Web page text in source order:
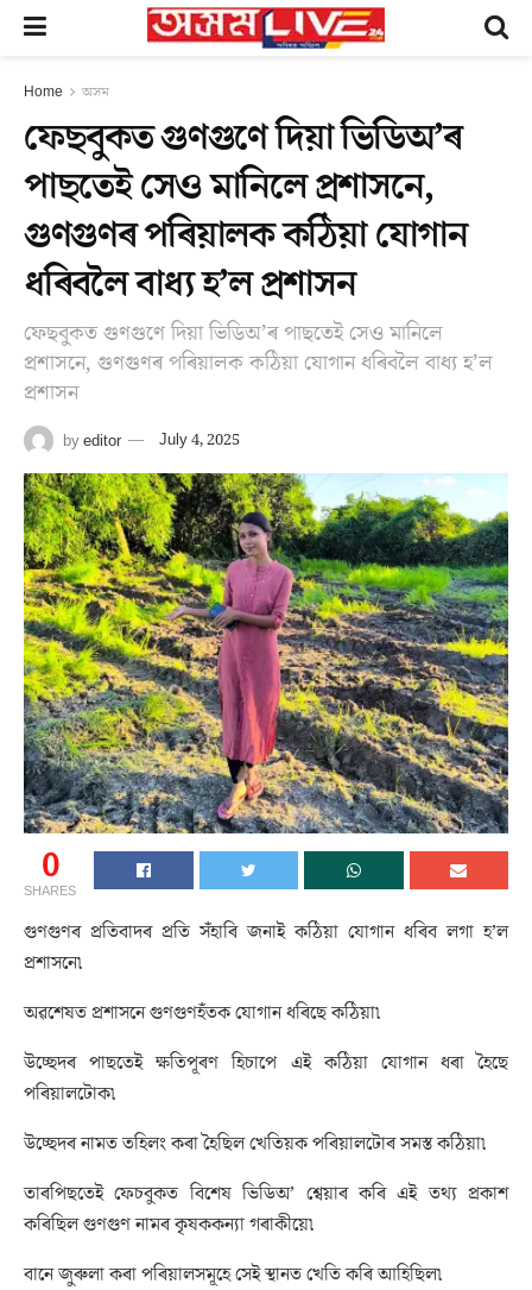
Home অসম
ফেছবুকত গুণগুণে দিয়া ভিডিঅ’ৰ
পাছতেই সেও মানিলে প্ৰশাসনে,
গুণগুণৰ পৰিয়ালক কঠিয়া যোগান
ধৰিবলৈ বাধ্য হ’ল প্ৰশাসন
ফেছবুকত গুণগুণে দিয়া ভিডিঅ’ৰ পাছতেই সেও মানিলে
প্ৰশাসনে, গুণগুণৰ পৰিয়ালক কঠিয়া যোগান ধৰিবলৈ বাধ্য হ’ল
প্ৰশাসন
byeditor July 4, 2025
0
SHARES
গুণগুণৰ প্ৰতিবাদৰ প্ৰতি সঁহাৰি জনাই কঠিয়া যোগান ধৰিব লগা হ’ল
প্ৰশাসনে৷
অৱশেষত প্ৰশাসনে গুণগুণহঁতক যোগান ধৰিছে কঠিয়া৷
উচ্ছেদৰ পাছতেই ক্ষতিপূৰণ হিচাপে এই কঠিয়া যোগান ধৰা হৈছে
পৰিয়ালটোক৷
উচ্ছেদৰ নামত তহিলং কৰা হৈছিল খেতিয়ক পৰিয়ালটোৰ সমস্ত কঠিয়া৷
তাৰপিছতেই ফেচবুকত বিশেষ ভিডিঅ’ শ্বেয়াৰ কৰি এই তথ্য প্ৰকাশ
কৰিছিল গুণগুণ নামৰ কৃষককন্যা গৰাকীয়ে৷
বানে জুৰুলা কৰা পৰিয়ালসমূহে সেই স্থানত খেতি কৰি আহিছিল৷